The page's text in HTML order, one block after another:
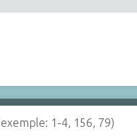
1-4, 156, 79)